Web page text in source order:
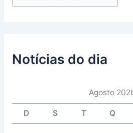
Notícias do dia
Agosto
D S T Q